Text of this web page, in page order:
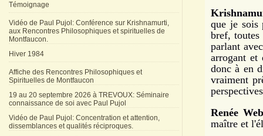
Témoignage
Vidéo de Paul Pujol: Conférence sur Krishnamurti,
aux Rencontres Philosophiques et spirituelles de
Montfaucon.
Hiver 1984
Affiche des Rencontres Philosophiques et
Spirituelles de Montfaucon
19 au 20 septembre 2026 à TREVOUX: Séminaire
connaissance de soi avec Paul Pujol
Vidéo de Paul Pujol: Concentration et attention,
dissemblances et qualités réciproques.
que je sois
bref, toutes
parlant
arrogant et
donc à en
vraiment
Renée
maître et